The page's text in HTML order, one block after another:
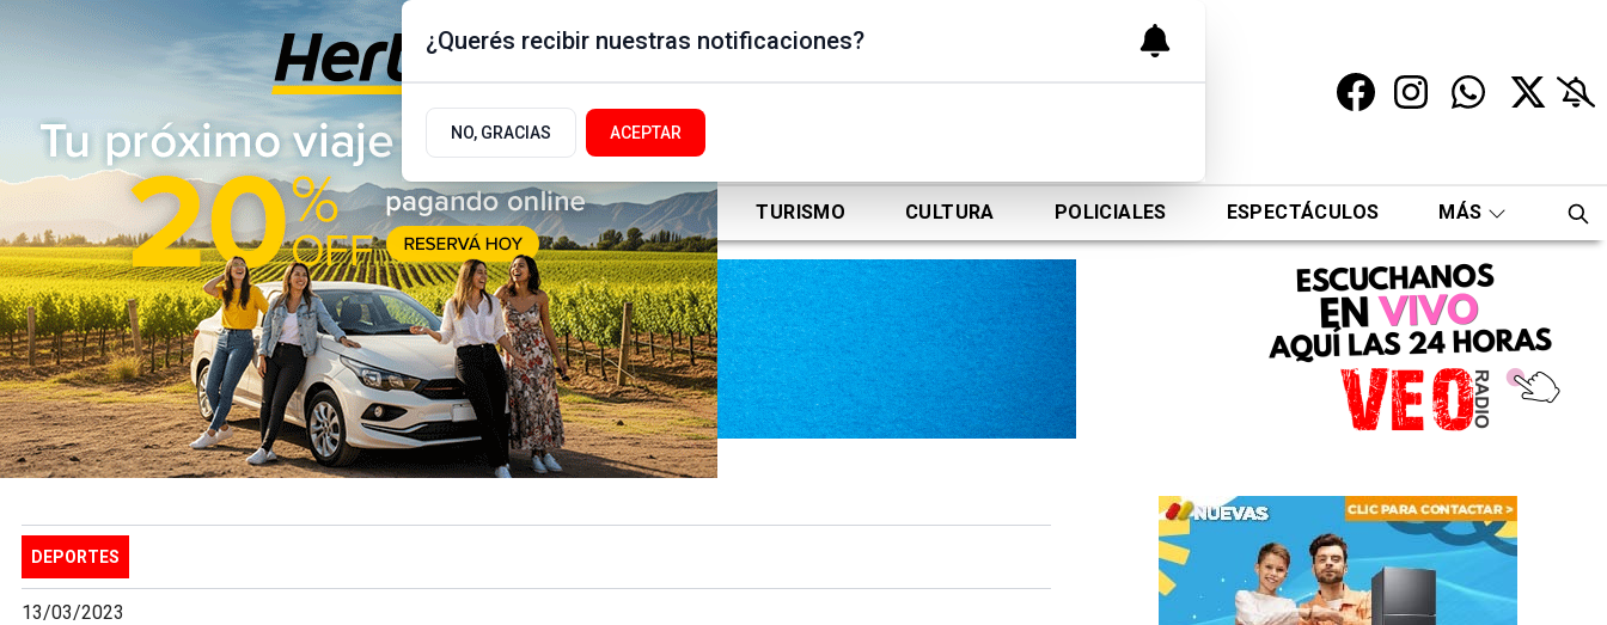
Viernes 7 de Agosto
de 2026
17.9ºc | Buenos Aires, AR
ÚLTIMAS NOTICIAS ACTUALIDAD POLÍTICA DEPORTES TURISMO CULTURA POLICIALES ESPECTÁCULOS MÁS
DEPORTES
13/03/2023
¿Querés recibir nuestras notificaciones?
NO, GRACIAS ACEPTAR